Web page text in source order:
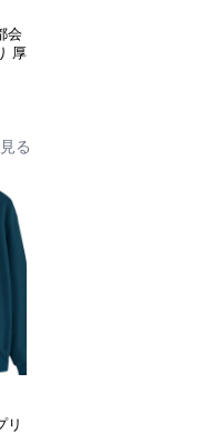
会
厚
る
リ